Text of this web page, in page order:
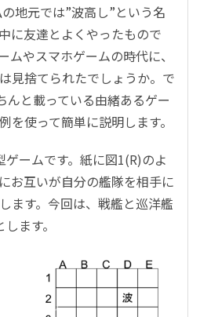
地元では”波高し”という名
に友達とよくやったもので
ムやスマホゲームの時代に、
見捨てられたでしょうか。で
と載っている由緒あるゲー
を使って簡単に説明します。
ームです。紙に図1(R)のよ
お互いが自分の艦隊を相手に
ます。今回は、戦艦と巡洋艦
ます。